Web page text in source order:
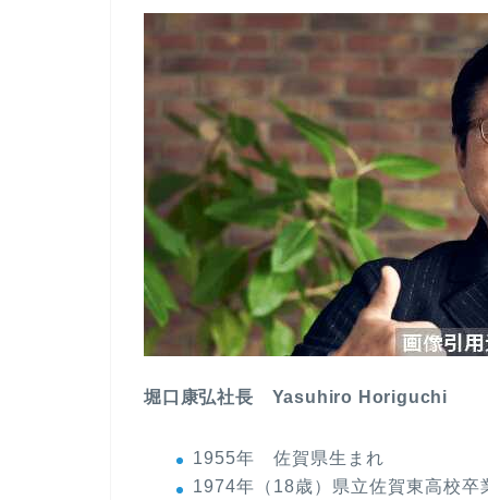
堀口康弘社長 Yasuhiro Horiguchi
1955年 佐賀県生まれ
1974年（18歳）県立佐賀東高校卒